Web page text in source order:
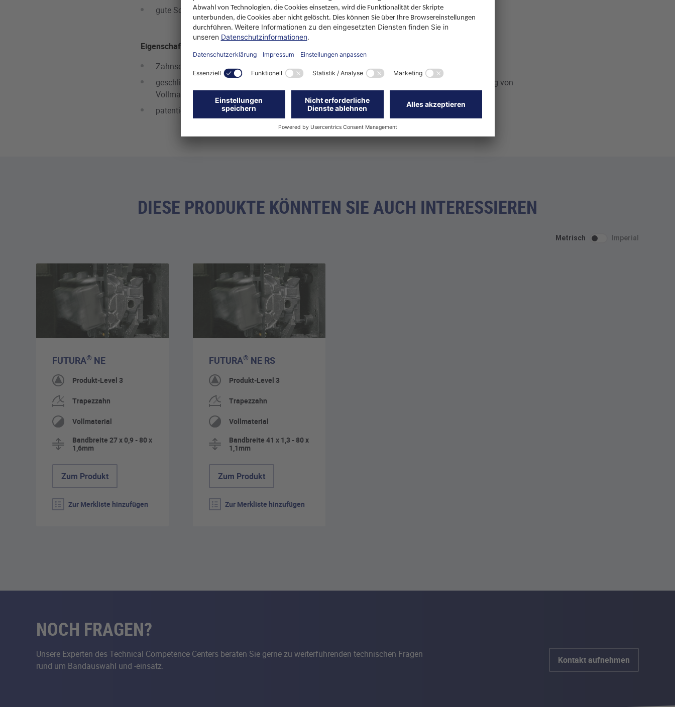
gute Schnittoberfläche für geringe Nacharbeit
Eigenschaften
Zahnschneiden aus spezifischem Hartmetall gegen abrasiven Verschleiß
geschliffener Trapezzahn mit positivem Spanwinkel und dadurch saubere und schnelle Trennung von
Vollmaterial
patentierte Spanaufteilung für hohe Produktivität und Standzeit sowie gute Schnittflächengüte
DIESE PRODUKTE KÖNNTEN SIE AUCH INTERESSIEREN
Metrisch Imperial
FUTURA® NE
Produkt-Level 3
Trapezzahn
Vollmaterial
Bandbreite 27 x 0,9 - 80 x
1,6mm
Zum Produkt
Zur Merkliste hinzufügen
FUTURA® NE RS
Produkt-Level 3
Trapezzahn
Vollmaterial
Bandbreite 41 x 1,3 - 80 x
1,1mm
Zum Produkt
Zur Merkliste hinzufügen
NOCH FRAGEN?
Unsere Experten des Technical Competence Centers beraten Sie gerne zu weiterführenden technischen Fragen
rund um Bandauswahl und -einsatz.
Kontakt aufnehmen